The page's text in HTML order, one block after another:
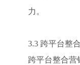
力。
3.3 跨平台整
跨平台整合营